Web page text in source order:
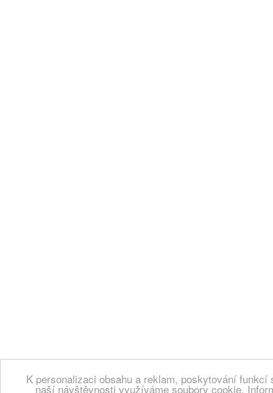
K personalizaci obsahu a reklam, poskytování
naší návštěvnosti využíváme soubory cookie.